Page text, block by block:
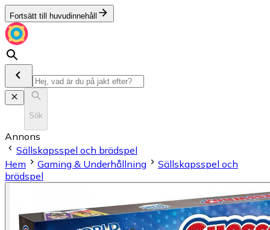
Fortsätt till huvudinnehåll
Sök
Annons
Sällskapsspel och brädspel
Hem
Gaming & Underhållning
Sällskapsspel och
brädspel